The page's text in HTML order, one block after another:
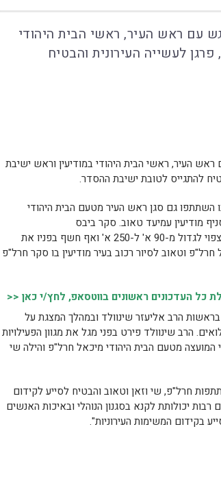
עם ראש העיר, ראשי הבית היהודי
לעשייה העירונית והבטיח
ראש העיר, ראשי הבית היהודי במודיעין וראש ישיבת
להתגייס לטובת ישיבת ההסדר.
גם סגן ראש העיר מטעם הבית היהודי
מודיעין עמיעד טאוב. סקר ביבס
בפני מגל את ההתפתחויות המתוכננות בעיר שמספר תושביה צפוי לגדול מ-90 א' ל-250 א' ואף חשף בפניו את
וטאוב לסיור רכוב בעיר מודיעין בו סקר חרל"פ
כל העדכונים ראשונים בווטסאפ, לחץ/י כאן <<
הרב אליעזר שינוולד ובמהלך המצגת על
הרב שינוולד פירט בפני מגל את מגוון הפעילויות
המועצה מטעם הבית היהודי מיכאל חרל"פ והילה שי
חרל"פ, שי וזאן וטאוב והבטיח לסייע לקידום
יכולותת לקנא בסגנון הנוהלי ובאיכות האנשים
בקידום המשימות העירוניות".